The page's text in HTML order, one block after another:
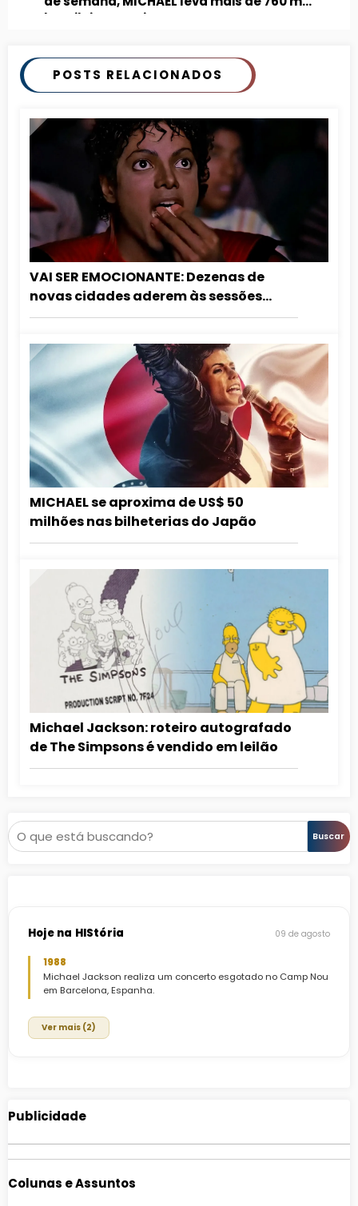
brasileiros ao cinema
POSTS RELACIONADOS
VAI SER EMOCIONANTE: Dezenas de
novas cidades aderem às sessões
especiais de aniversário do Rei do Pop.
MICHAEL se aproxima de US$ 50
milhões nas bilheterias do Japão
Michael Jackson: roteiro autografado
de The Simpsons é vendido em leilão
Pesquisar Buscar
Hoje na HIStória 09 de agosto
1988
Michael Jackson realiza um concerto esgotado no Camp Nou
em Barcelona, Espanha.
Ver mais (2)
Publicidade
Colunas e Assuntos